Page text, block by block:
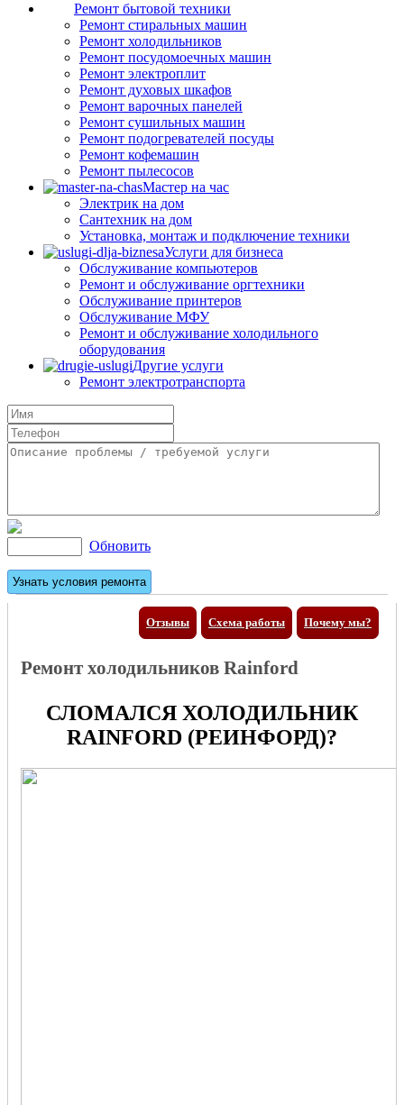
Ремонт бытовой техники
Ремонт стиральных машин
Ремонт холодильников
Ремонт посудомоечных машин
Ремонт электроплит
Ремонт духовых шкафов
Ремонт варочных панелей
Ремонт сушильных машин
Ремонт подогревателей посуды
Ремонт кофемашин
Ремонт пылесосов
Мастер на час
Электрик на дом
Сантехник на дом
Установка, монтаж и подключение техники
Услуги для бизнеса
Обслуживание компьютеров
Ремонт и обслуживание оргтехники
Обслуживание принтеров
Обслуживание МФУ
Ремонт и обслуживание холодильного
оборудования
Другие услуги
Ремонт электротранспорта
Обновить
Отзывы Почему мы?
Схема работы
Ремонт холодильников Rainford
СЛОМАЛСЯ ХОЛОДИЛЬНИК
RAINFORD (РЕИНФОРД)?